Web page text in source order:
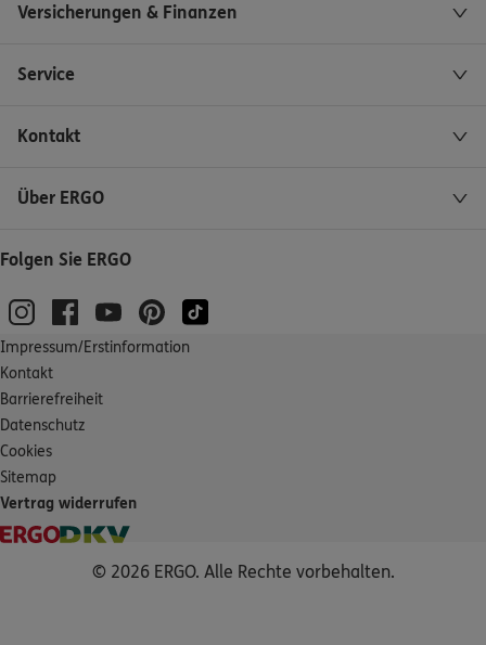
Versicherungen & Finanzen
Service
Kontakt
Über ERGO
Folgen Sie ERGO
Impressum/Erstinformation
Kontakt
Barrierefreiheit
Datenschutz
Cookies
Sitemap
Vertrag widerrufen
© 2026 ERGO. Alle Rechte vorbehalten.